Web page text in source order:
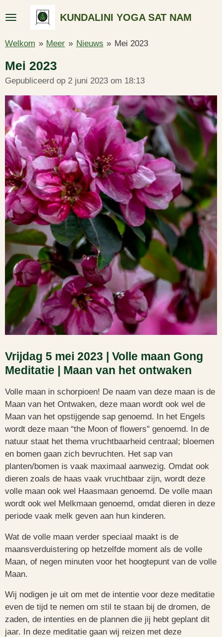
direct
de
hoofdinhoud
KUNDALINI YOGA SAT NAM
Welkom » Meer » Nieuws » Mei 2023
Mei 2023
Gepubliceerd op 2 juni 2023 om 18:13
Vrijdag 5 mei 2023 | Volle maan Gong
Meditatie | Maan van het ontwaken
Volle maan in schorpioen! De naam van deze maan is de
Maan van het Ontwaken, deze maan wordt ook wel de
Maan van het opstijgende sap genoemd. In het Engels
wordt deze maan “the Moon of flowers" genoemd. In de
natuur staat het thema vruchtbaarheid centraal; bloemen
en bomen gaan zich bevruchten. Het sap van
planten/bomen is vaak maximaal aanwezig. Omdat ook
dieren zoals de haas vaak vruchtbaar zijn, wordt deze
volle maan ook wel Haasmaan genoemd. De volle maan
wordt ook wel Melkmaan genoemd, omdat dieren in deze
periode vaak melk geven aan hun kinderen.
Wat de volle maan verder speciaal maakt is de
maansverduistering op hetzelfde moment als de volle
Maan, of negen minuten voor het hoogtepunt van de volle
Maan.
Wij nodigen je uit om met de intentie voor deze meditatie
even de tijd te nemen om stil te staan bij de dromen, de
zaden, de intenties en de plannen die jij hebt geplant dit
jaar. In deze meditatie gaan wij reizen met deze